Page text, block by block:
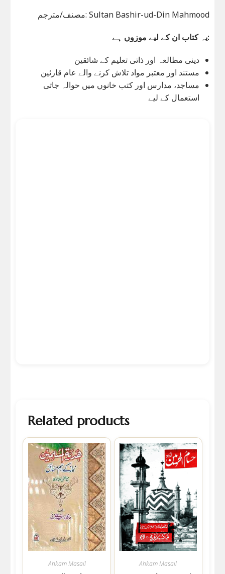
مصنف/مترجم: Sultan Bashir-ud-Din Mahmood
یہ کتاب ان کے لیے موزوں ہے:
دینی مطالعہ اور ذاتی تعلیم کے شائقین
مستند اور معتبر مواد تلاش کرنے والے عام قارئین
مساجد، مدارس اور کتب خانوں میں حوالہ جاتی
استعمال کے لیے
Related products
Ahkam Masail Ahkam Masail